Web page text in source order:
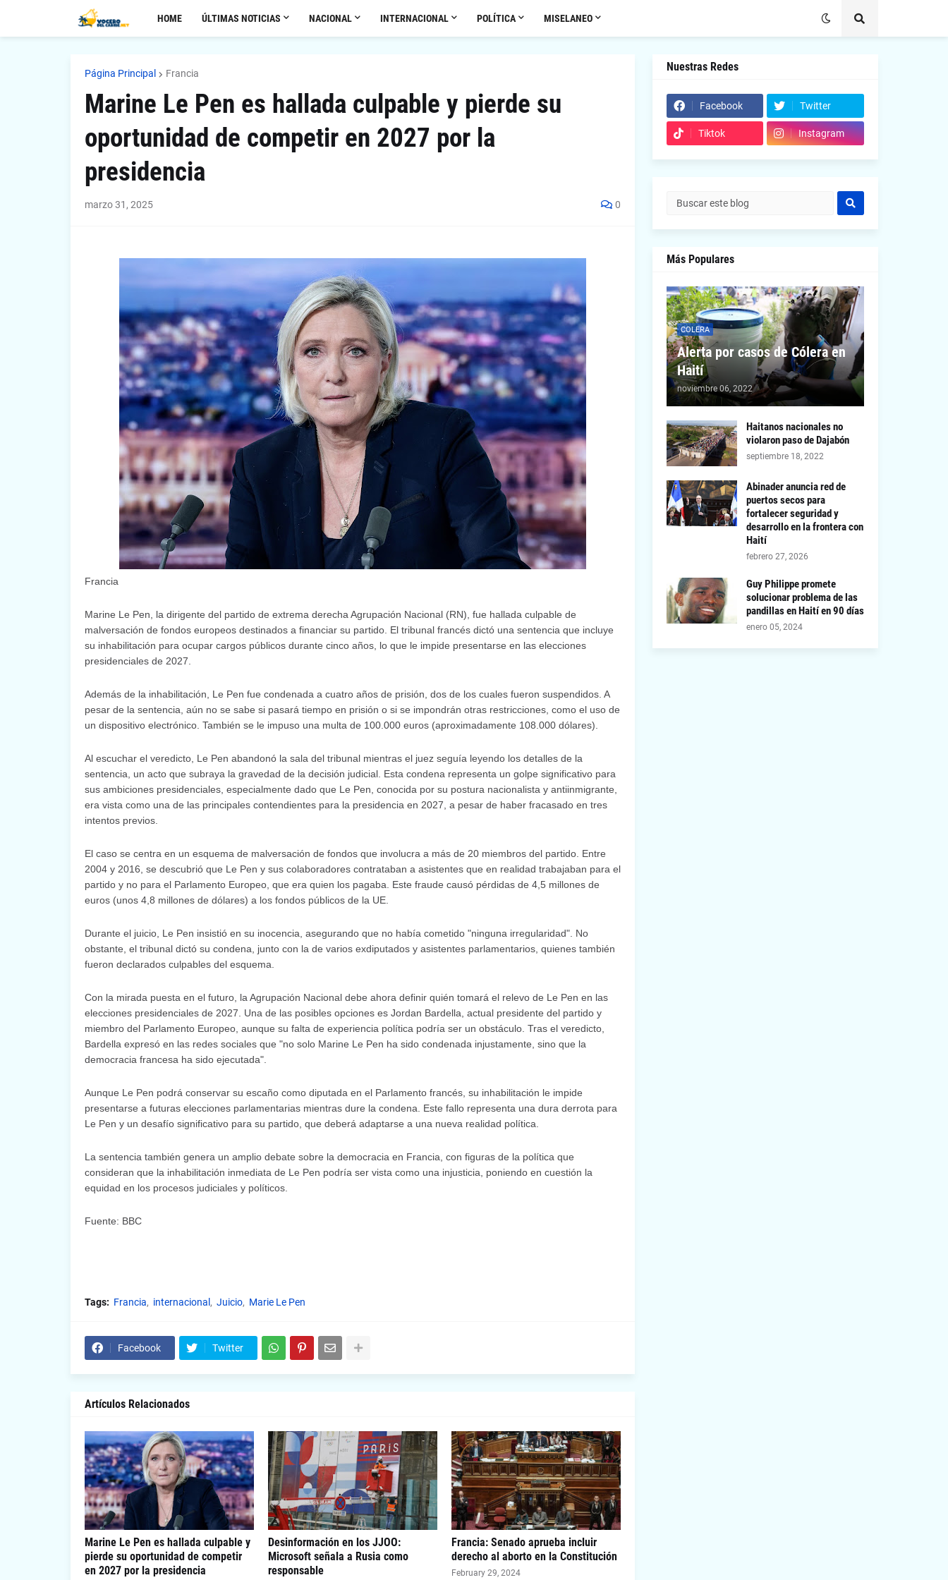
HOME ÚLTIMAS NOTICIAS NACIONAL INTERNACIONAL POLÍTICA MISELANEO
Página Principal Francia
Marine Le Pen es hallada culpable y pierde su
oportunidad de competir en 2027 por la
presidencia
marzo 31, 2025 0
Francia
Marine Le Pen, la dirigente del partido de extrema derecha Agrupación Nacional (RN), fue hallada culpable de
malversación de fondos europeos destinados a financiar su partido. El tribunal francés dictó una sentencia que incluye
su inhabilitación para ocupar cargos públicos durante cinco años, lo que le impide presentarse en las elecciones
presidenciales de 2027.
Además de la inhabilitación, Le Pen fue condenada a cuatro años de prisión, dos de los cuales fueron suspendidos. A
pesar de la sentencia, aún no se sabe si pasará tiempo en prisión o si se impondrán otras restricciones, como el uso de
un dispositivo electrónico. También se le impuso una multa de 100.000 euros (aproximadamente 108.000 dólares).
Al escuchar el veredicto, Le Pen abandonó la sala del tribunal mientras el juez seguía leyendo los detalles de la
sentencia, un acto que subraya la gravedad de la decisión judicial. Esta condena representa un golpe significativo para
sus ambiciones presidenciales, especialmente dado que Le Pen, conocida por su postura nacionalista y antiinmigrante,
era vista como una de las principales contendientes para la presidencia en 2027, a pesar de haber fracasado en tres
intentos previos.
El caso se centra en un esquema de malversación de fondos que involucra a más de 20 miembros del partido. Entre
2004 y 2016, se descubrió que Le Pen y sus colaboradores contrataban a asistentes que en realidad trabajaban para el
partido y no para el Parlamento Europeo, que era quien los pagaba. Este fraude causó pérdidas de 4,5 millones de
euros (unos 4,8 millones de dólares) a los fondos públicos de la UE.
Durante el juicio, Le Pen insistió en su inocencia, asegurando que no había cometido "ninguna irregularidad". No
obstante, el tribunal dictó su condena, junto con la de varios exdiputados y asistentes parlamentarios, quienes también
fueron declarados culpables del esquema.
Con la mirada puesta en el futuro, la Agrupación Nacional debe ahora definir quién tomará el relevo de Le Pen en las
elecciones presidenciales de 2027. Una de las posibles opciones es Jordan Bardella, actual presidente del partido y
miembro del Parlamento Europeo, aunque su falta de experiencia política podría ser un obstáculo. Tras el veredicto,
Bardella expresó en las redes sociales que "no solo Marine Le Pen ha sido condenada injustamente, sino que la
democracia francesa ha sido ejecutada".
Aunque Le Pen podrá conservar su escaño como diputada en el Parlamento francés, su inhabilitación le impide
presentarse a futuras elecciones parlamentarias mientras dure la condena. Este fallo representa una dura derrota para
Le Pen y un desafío significativo para su partido, que deberá adaptarse a una nueva realidad política.
La sentencia también genera un amplio debate sobre la democracia en Francia, con figuras de la política que
consideran que la inhabilitación inmediata de Le Pen podría ser vista como una injusticia, poniendo en cuestión la
equidad en los procesos judiciales y políticos.
Fuente: BBC
Tags: Francia internacional Juicio Marie Le Pen
Facebook Twitter
Artículos Relacionados
Marine Le Pen es hallada culpable y
pierde su oportunidad de competir
en 2027 por la presidencia
Desinformación en los JJOO:
Microsoft señala a Rusia como
responsable
Francia: Senado aprueba incluir
derecho al aborto en la Constitución
February 29, 2024
Nuestras Redes
Facebook Twitter
Tiktok Instagram
Más Populares
COLERA
Alerta por casos de Cólera en
Haití
noviembre 06, 2022
Haitanos nacionales no
violaron paso de Dajabón
septiembre 18, 2022
Abinader anuncia red de
puertos secos para
fortalecer seguridad y
desarrollo en la frontera con
Haití
febrero 27, 2026
Guy Philippe promete
solucionar problema de las
pandillas en Haití en 90 días
enero 05, 2024